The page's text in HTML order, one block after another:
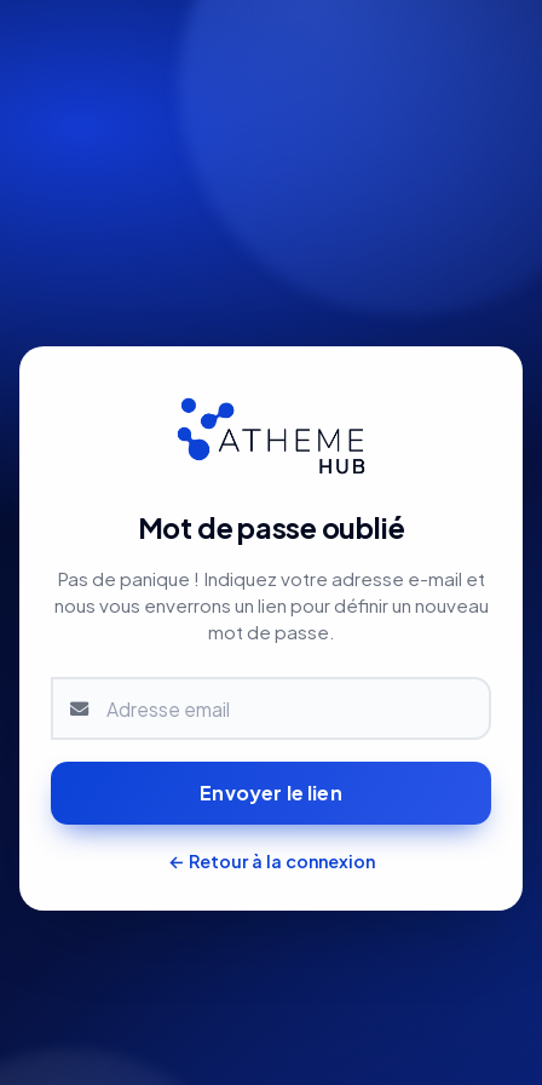
Mot de passe oublié
Pas de panique ! Indiquez votre adresse e-mail et
nous vous enverrons un lien pour définir un nouveau
mot de passe.
Envoyer le lien
← Retour à la connexion